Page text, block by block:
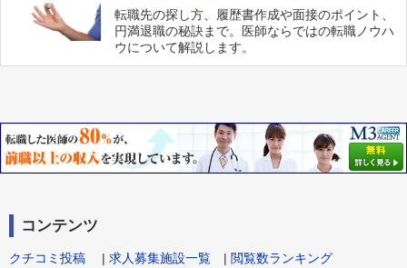
転職先の探し方、履歴書作成や面接のポイント、
円満退職の秘訣まで。医師ならではの転職ノウハ
ウについて解説します。
コンテンツ
クチコミ投稿 | 求人募集施設一覧 | 閲覧数ランキング